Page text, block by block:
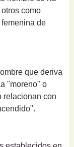
como
femenina de
que deriva
"moreno" o
relacionan con